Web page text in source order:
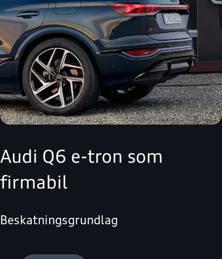
Audi Q6 e-tron som
firmabil
Beskatningsgrundlag